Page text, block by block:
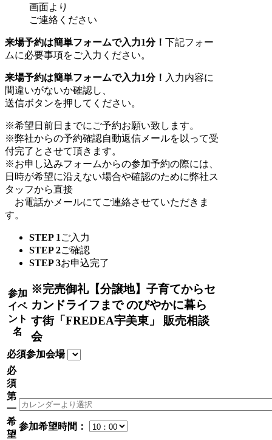
画面より
ご連絡ください
来場予約は簡単フォームで入力1分！ 下記フォー
ムに必要事項をご入力ください。
来場予約は簡単フォームで入力1分！ 入力内容に
間違いがないか確認し、
送信ボタンを押してください。
※希望日前日までにご予約お願い致します。
※弊社からの予約確認自動返信メールを以って受
付完了とさせて頂きます。
※お申し込みフォームからの参加予約の際には、
日時が希望に沿えない場合や確認のために弊社ス
タッフから直接
お電話かメールにてご連絡させていただきま
す。
STEP 1 ご入力
STEP 2ご確認
STEP 3お申込完了
参加
イベ
ント
名
※完売御礼【分譲地】子育てからセ
カンドライフまで のびやかに暮ら
す街「FREDEA宇美東」 販売相談
会
必須参加会場
必
須
第
一
希
望
参加希望時間：